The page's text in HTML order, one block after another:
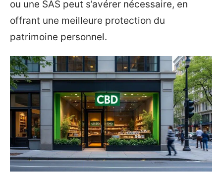
ou une SAS peut s’avérer nécessaire, en
offrant une meilleure protection du
patrimoine personnel.